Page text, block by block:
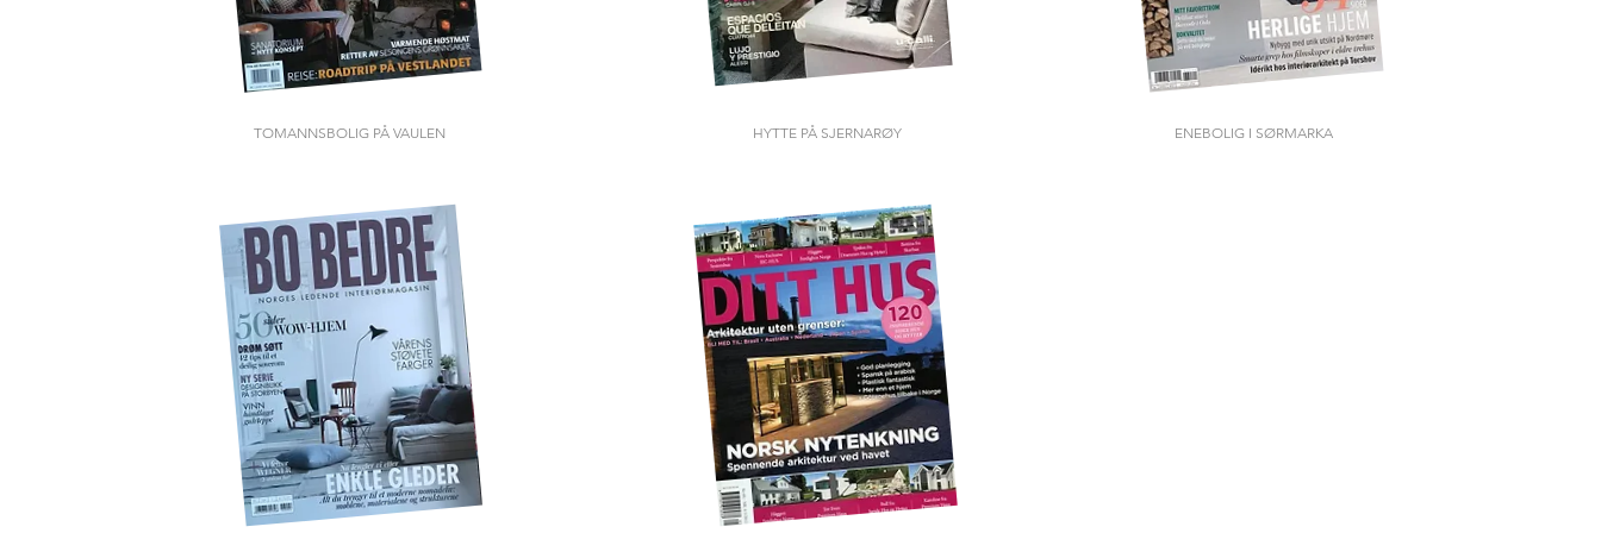
TOMANNSBOLIG PÅ VAULEN HYTTE PÅ SJERNARØY ENEBOLIG I SØRMARKA